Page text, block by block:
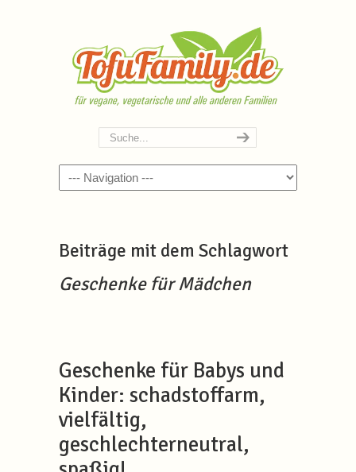
Navigation
Beiträge mit dem Schlagwort
Geschenke für Mädchen
Geschenke für Babys und
Kinder: schadstoffarm,
vielfältig,
geschlechterneutral,